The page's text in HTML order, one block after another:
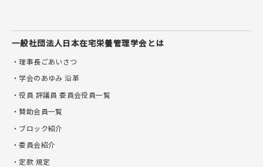
一般社団法人日本在宅栄養管理学会とは
・理事長ごあいさつ
・学会のあゆみ 沿革
・役員 評議員 委員会役員一覧
・賛助会員一覧
・ブロック紹介
・委員会紹介
・定款 規定